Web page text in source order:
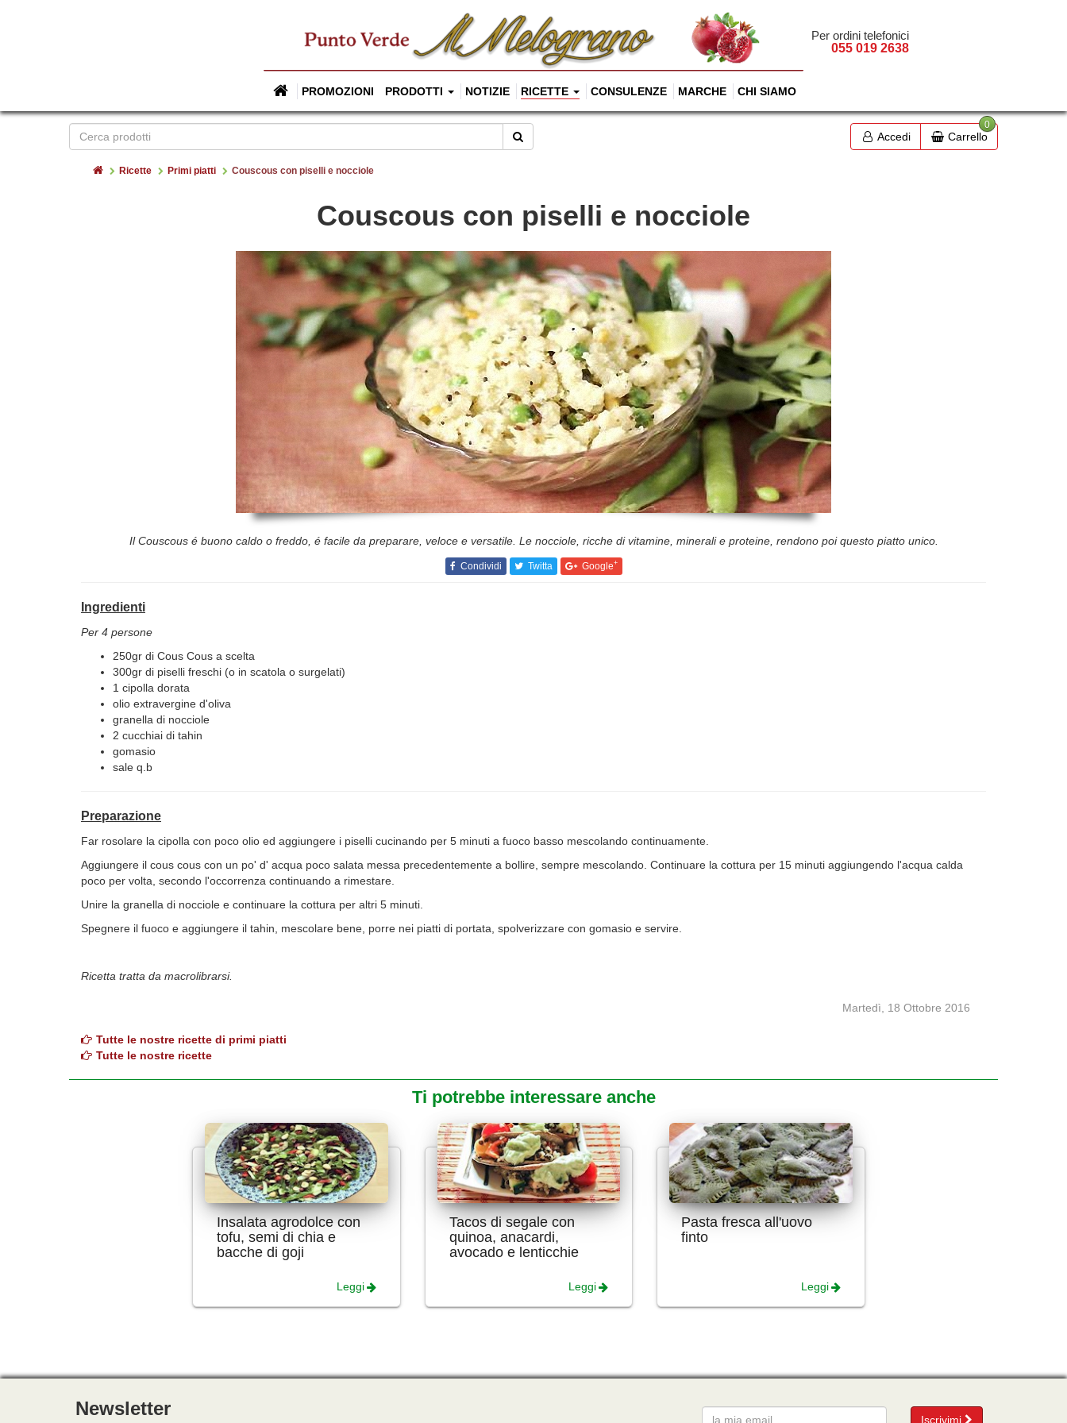
Per ordini telefonici
055 019 2638
PROMOZIONI PRODOTTI NOTIZIE RICETTE CONSULENZE MARCHE CHI SIAMO
Accedi
0
Carrello
HomeRicette Primi piatti Couscous con piselli e nocciole
Couscous con piselli e nocciole
Il Couscous é buono caldo o freddo, é facile da preparare, veloce e versatile. Le nocciole, ricche di vitamine, minerali e proteine, rendono poi questo piatto unico.
Condividi Twitta Google+
Ingredienti
Per 4 persone
250gr di Cous Cous a scelta
300gr di piselli freschi (o in scatola o surgelati)
1 cipolla dorata
olio extravergine d'oliva
granella di nocciole
2 cucchiai di tahin
gomasio
sale q.b
Preparazione
Far rosolare la cipolla con poco olio ed aggiungere i piselli cucinando per 5 minuti a fuoco basso mescolando continuamente.
Aggiungere il cous cous con un po' d' acqua poco salata messa precedentemente a bollire, sempre mescolando. Continuare la cottura per 15 minuti aggiungendo l'acqua calda
poco per volta, secondo l'occorrenza continuando a rimestare.
Unire la granella di nocciole e continuare la cottura per altri 5 minuti.
Spegnere il fuoco e aggiungere il tahin, mescolare bene, porre nei piatti di portata, spolverizzare con gomasio e servire.
Ricetta tratta da macrolibrarsi.
Martedì, 18 Ottobre 2016
Tutte le nostre ricette di primi piatti
Tutte le nostre ricette
Ti potrebbe interessare anche
Insalata agrodolce con
tofu, semi di chia e
bacche di goji
Leggi
Tacos di segale con
quinoa, anacardi,
avocado e lenticchie
Leggi
Pasta fresca all'uovo
finto
Leggi
Newsletter Email Iscrivimi